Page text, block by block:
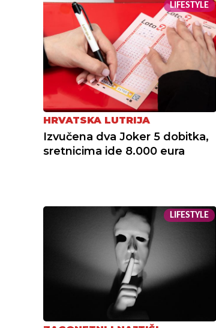
LIFESTYLE
HRVATSKA LUTRIJA
Izvučena dva Joker 5 dobitka,
sretnicima ide 8.000 eura
LIFESTYLE